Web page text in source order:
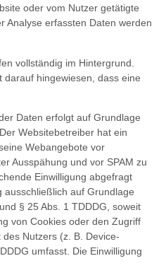
oder vom Nutzer getätigte
Analyse erfassten Daten werden
vollständig im Hintergrund.
hingewiesen, dass eine
Daten erfolgt auf Grundlage
Websitebetreiber hat ein
Webangebote vor
Ausspähung und vor SPAM zu
Einwilligung abgefragt
ausschließlich auf Grundlage
§ 25 Abs. 1 TDDDG, soweit
von Cookies oder den Zugriff
Nutzers (z. B. Device-
umfasst. Die Einwilligung